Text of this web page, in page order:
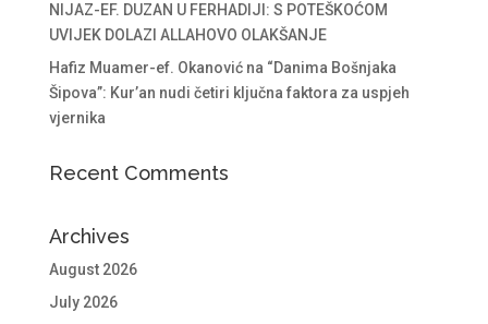
NIJAZ-EF. DUZAN U FERHADIJI: S POTEŠKOĆOM
UVIJEK DOLAZI ALLAHOVO OLAKŠANJE
Hafiz Muamer-ef. Okanović na “Danima Bošnjaka
Šipova”: Kur’an nudi četiri ključna faktora za uspjeh
vjernika
Recent Comments
Archives
August 2026
July 2026